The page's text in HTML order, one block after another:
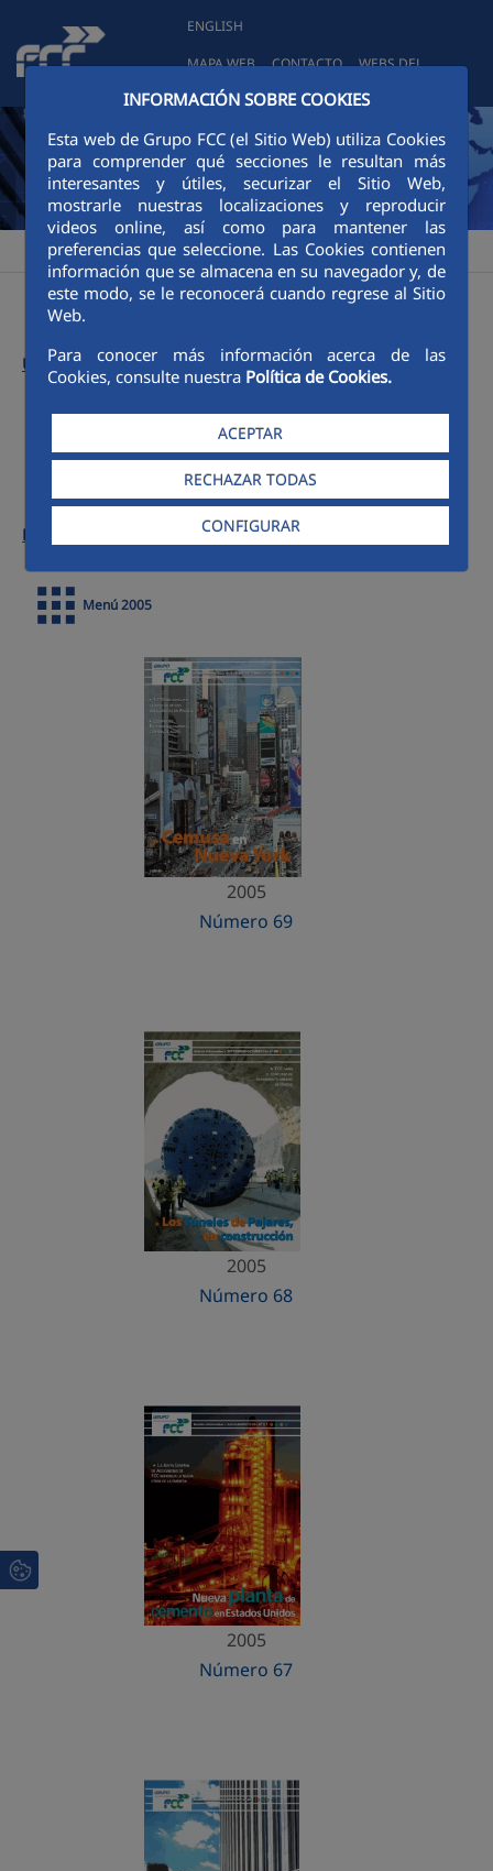
Saltar al contenido principal
INFORMACIÓN SOBRE COOKIES
Esta web de Grupo FCC (el Sitio Web) utiliza Cookies
para comprender qué secciones le resultan más
interesantes y útiles, securizar el Sitio Web,
mostrarle nuestras localizaciones y reproducir
videos online, así como para mantener las
preferencias que seleccione. Las Cookies contienen
información que se almacena en su navegador y, de
este modo, se le reconocerá cuando regrese al Sitio
Web.
Para conocer más información acerca de las
Cookies, consulte nuestra Política de Cookies.
ACEPTAR
RECHAZAR TODAS
CONFIGURAR
ENGLISH
MAPA WEB
CONTACTO
WEBS DEL
GRUPO
Red de comunicación FCC >Números anteriores >2005
Último número:
Números anteriores:
Menú 2005
2005
Número 69
2005
Número 68
2005
Número 67